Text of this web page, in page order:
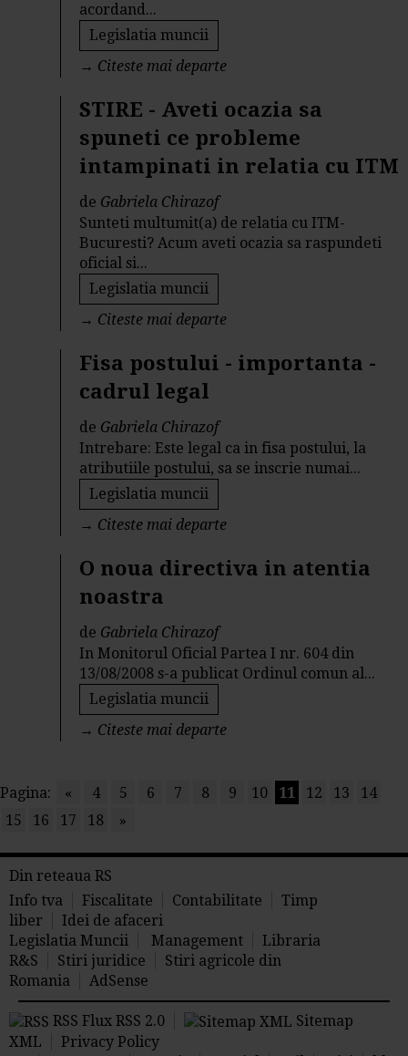
acordand...
Legislatia muncii
→ Citeste mai departe
STIRE - Aveti ocazia sa
spuneti ce probleme
intampinati in relatia cu ITM
de Gabriela Chirazof
Sunteti multumit(a) de relatia cu ITM-
Bucuresti? Acum aveti ocazia sa raspundeti
oficial si...
Legislatia muncii
→ Citeste mai departe
Fisa postului - importanta -
cadrul legal
de Gabriela Chirazof
Intrebare: Este legal ca in fisa postului, la
atributiile postului, sa se inscrie numai...
Legislatia muncii
→ Citeste mai departe
O noua directiva in atentia
noastra
de Gabriela Chirazof
In Monitorul Oficial Partea I nr. 604 din
13/08/2008 s-a publicat Ordinul comun al...
Legislatia muncii
→ Citeste mai departe
Pagina: « 4 5 6 7 8 9 10 11 12 13
14
15
16 17 18 »
Din reteaua RS
Info tva
Fiscalitate Contabilitate
Timp
liber
Idei de afaceri
Legislatia Muncii
Management
Libraria
R&S
Stiri juridice
Stiri agricole din
Romania
AdSense
RSS Flux RSS 2.0
Sitemap
XML
Privacy Policy